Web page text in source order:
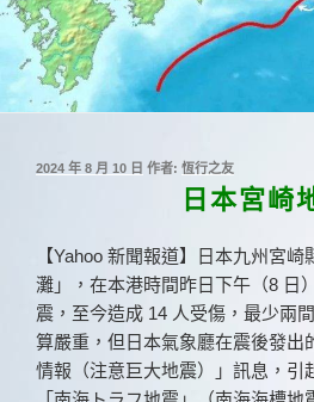
發
2024 年 8 月 10 日 作者: 恆行之友
日本宮崎
【Yahoo 新聞報道】日本九州宮
灘」，在本港時間昨日下午（8 日
震，至今造成 14 人受傷，最少兩
算嚴重，但日本氣象廳在震後發出
情報（注意巨大地震）」訊息，引